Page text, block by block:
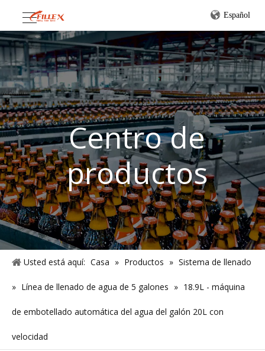
Español
Centro de
productos
Usted está aquí: Casa » Productos » Sistema de llenado
» Línea de llenado de agua de 5 galones » 18.9L - máquina
de embotellado automática del agua del galón 20L con
velocidad